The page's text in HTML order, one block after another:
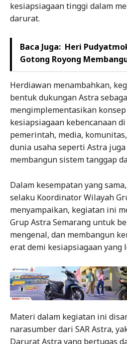
kesiapsiagaan tinggi dalam
darurat.
Baca Juga: Heri
Gotong Royong
Herdiawan menambahkan,
bentuk dukungan Astra
mengimplementasikan
kesiapsiagaan kebencanaan
pemerintah, media,
dunia usaha seperti Astra
membangun sistem tanggap
Dalam kesempatan yang
selaku Koordinator Wilayah
menyampaikan, kegiatan ini
Grup Astra Semarang untuk
mengenal, dan membangun
erat demi kesiapsiagaan yang
Materi dalam kegiatan ini
narasumber dari SAR Astra,
Darurat Astra yang bertugas